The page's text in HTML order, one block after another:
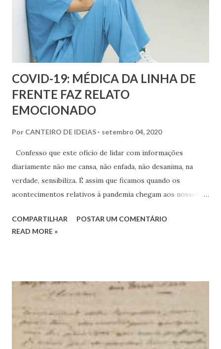
COVID-19: MÉDICA DA LINHA DE
FRENTE FAZ RELATO
EMOCIONADO
Por CANTEIRO DE IDEIAS setembro 04, 2020
Confesso que este ofício de lidar com informações
diariamente não me cansa, não enfada, não desanima, na
verdade, sensibiliza. É assim que ficamos quando os
acontecimentos relativos à pandemia chegam aos nossos
vendo nosso povo desleixando com os cuidados, nossos
parentes e amigos postando fotos em lanchonetes e bares,
COMPARTILHAR
POSTAR UM COMENTÁRIO
READ MORE »